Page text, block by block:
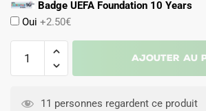
Badge UEFA Foundation 10 Years
Oui +2.50€
Ajouter au
11 personnes regardent ce produit